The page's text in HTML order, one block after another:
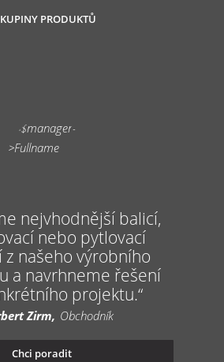
PRODUKTŮ
nejvhodnější balicí,
nebo pytlovací
z našeho výrobního
a navrhneme řešení
projektu.
Zirm Obchodník
Chci poradit